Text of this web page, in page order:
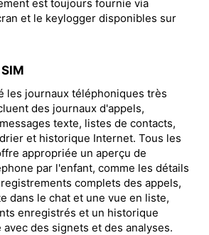
est toujours fournie via
et le keylogger disponibles sur
les journaux téléphoniques très
des journaux d'appels,
texte, listes de contacts,
et historique Internet. Tous les
appropriée un aperçu de
par l'enfant, comme les détails
complets des appels,
dans le chat et une vue en liste,
enregistrés et un historique
des signets et des analyses.